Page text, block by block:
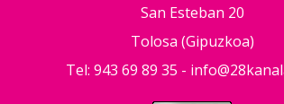
San Esteban 20
Tolosa (Gipuzkoa)
Tel: 943 69 89 35 -